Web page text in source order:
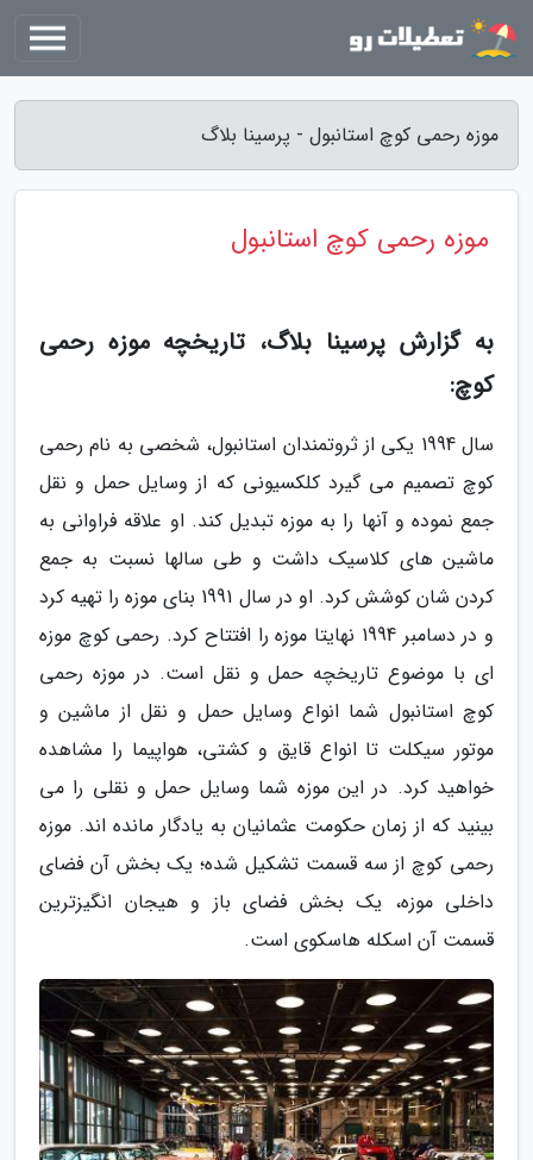
موزه رحمی کوچ استانبول - پرسینا بلاگ
موزه رحمی کوچ استانبول
به گزارش پرسینا بلاگ، تاریخچه موزه رحمی
کوچ:
سال 1994 یکی از ثروتمندان استانبول، شخصی به نام رحمی
کوچ تصمیم می گیرد کلکسیونی که از وسایل حمل و نقل
جمع نموده و آنها را به موزه تبدیل کند. او علاقه فراوانی به
ماشین های کلاسیک داشت و طی سالها نسبت به جمع
کردن شان کوشش کرد. او در سال 1991 بنای موزه را تهیه کرد
و در دسامبر 1994 نهایتا موزه را افتتاح کرد. رحمی کوچ موزه
ای با موضوع تاریخچه حمل و نقل است. در موزه رحمی
کوچ استانبول شما انواع وسایل حمل و نقل از ماشین و
موتور سیکلت تا انواع قایق و کشتی، هواپیما را مشاهده
خواهید کرد. در این موزه شما وسایل حمل و نقلی را می
بینید که از زمان حکومت عثمانیان به یادگار مانده اند. موزه
رحمی کوچ از سه قسمت تشکیل شده؛ یک بخش آن فضای
داخلی موزه، یک بخش فضای باز و هیجان انگیزترین
قسمت آن اسکله هاسکوی است.